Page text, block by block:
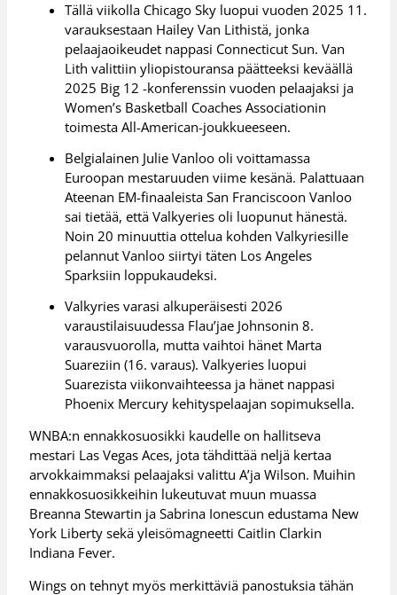
Tällä viikolla Chicago Sky luopui vuoden 2025 11.
varauksestaan Hailey Van Lithistä, jonka
pelaajaoikeudet nappasi Connecticut Sun. Van
Lith valittiin yliopistouransa päätteeksi keväällä
2025 Big 12 -konferenssin vuoden pelaajaksi ja
Women’s Basketball Coaches Associationin
toimesta All-American-joukkueeseen.
Belgialainen Julie Vanloo oli voittamassa
Euroopan mestaruuden viime kesänä. Palattuaan
Ateenan EM-finaaleista San Franciscoon Vanloo
sai tietää, että Valkyeries oli luopunut hänestä.
Noin 20 minuuttia ottelua kohden Valkyriesille
pelannut Vanloo siirtyi täten Los Angeles
Sparksiin loppukaudeksi.
Valkyries varasi alkuperäisesti 2026
varaustilaisuudessa Flau’jae Johnsonin 8.
varausvuorolla, mutta vaihtoi hänet Marta
Suareziin (16. varaus). Valkyeries luopui
Suarezista viikonvaihteessa ja hänet nappasi
Phoenix Mercury kehityspelaajan sopimuksella.
WNBA:n ennakkosuosikki kaudelle on hallitseva
mestari Las Vegas Aces, jota tähdittää neljä kertaa
arvokkaimmaksi pelaajaksi valittu A’ja Wilson. Muihin
ennakkosuosikkeihin lukeutuvat muun muassa
Breanna Stewartin ja Sabrina Ionescun edustama New
York Liberty sekä yleisömagneetti Caitlin Clarkin
Indiana Fever.
Wings on tehnyt myös merkittäviä panostuksia tähän